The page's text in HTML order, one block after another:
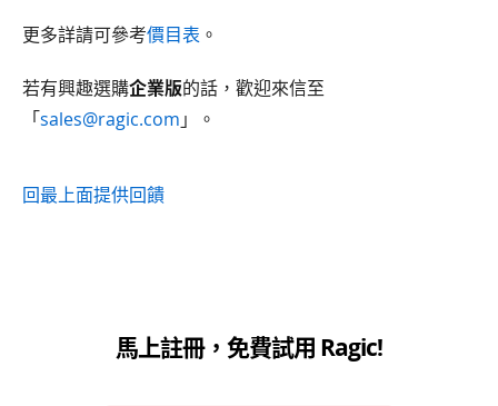
更多詳請可參考價目表 。
若有興趣選購企業版的話，歡迎來信至
「sales@ragic.com 」。
回最上面提供回饋
馬上註冊，免費試用 Ragic!